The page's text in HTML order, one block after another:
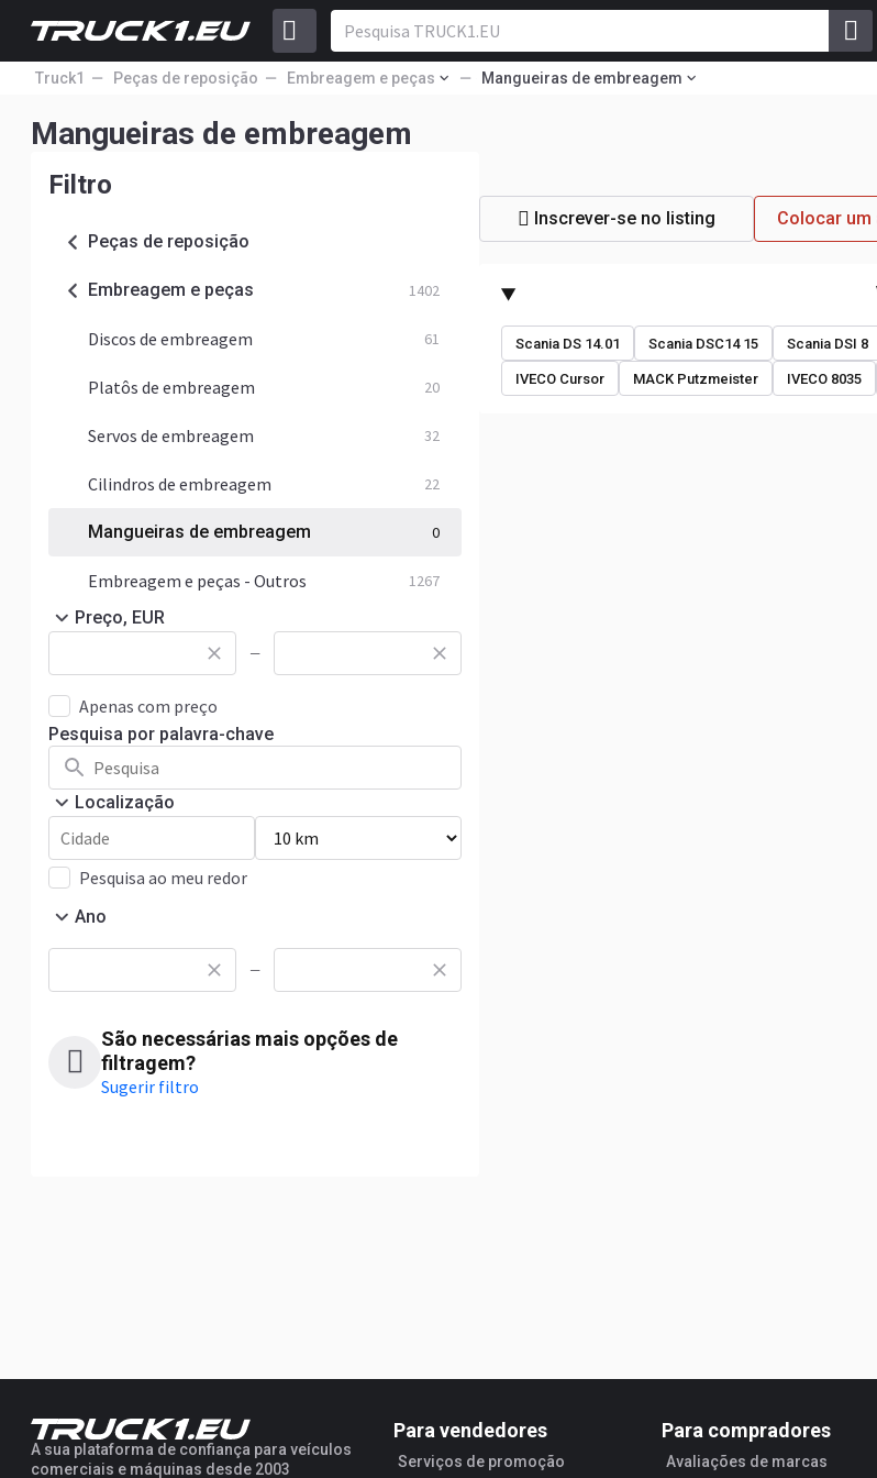
Truck1 Peças de reposição Embreagem e peças Mangueiras de embreagem
Mangueiras de embreagem
Filtro
Peças de reposição
Embreagem e peças 1402
Discos de embreagem 61
Platôs de embreagem 20
Servos de embreagem 32
Cilindros de embreagem 22
Mangueiras de embreagem 0
Embreagem e peças - Outros 1267
Preço, EUR
—
Apenas com preço
Pesquisa por palavra-chave
Localização
Pesquisa ao meu redor
Ano
—
São necessárias mais opções de
filtragem?
Sugerir filtro
Inscrever-se no listing Colocar um
Scania DS 14.01 Scania DSC14 15 Scania DSI 8
IVECO Cursor MACK Putzmeister IVECO 8035
A sua plataforma de confiança para veículos
comerciais e máquinas desde 2003
Para vendedores
Serviços de promoção
Para compradores
Avaliações de marcas